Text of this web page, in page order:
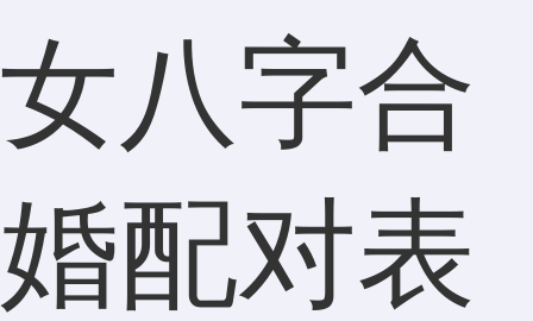
女八字合
婚配对表